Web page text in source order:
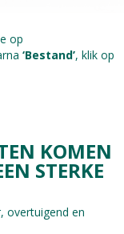
op
‘Bestand’, klik op
KOMEN
STERKE
overtuigend en